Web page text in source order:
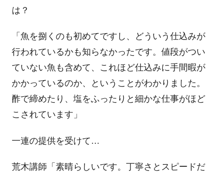
は？
「魚を捌くのも初めてですし、どういう仕込みが
行われているかも知らなかったです。値段がつい
ていない魚も含めて、これほど仕込みに手間暇が
かかっているのか、ということがわかりました。
酢で締めたり、塩をふったりと細かな仕事がほど
こされています」
一連の提供を受けて…
荒木講師「素晴らしいです。丁寧さとスピードだ